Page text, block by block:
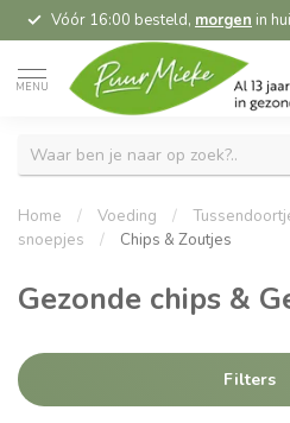
Vóór 16:00 besteld, morgen in
MENU
Home / Voeding /
snoepjes
/ Chips & Zoutjes
Gezonde chips &
Filters